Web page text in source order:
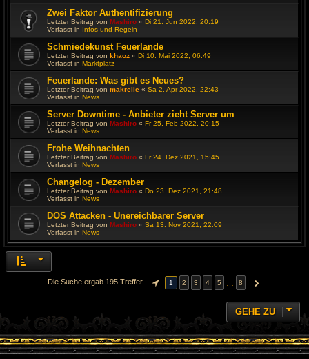
Zwei Faktor Authentifizierung
Letzter Beitrag von Mashiro « Di 21. Jun 2022, 20:19
Verfasst in Infos und Regeln
Schmiedekunst Feuerlande
Letzter Beitrag von khaoz « Di 10. Mai 2022, 06:49
Verfasst in Marktplatz
Feuerlande: Was gibt es Neues?
Letzter Beitrag von makrelle « Sa 2. Apr 2022, 22:43
Verfasst in News
Server Downtime - Anbieter zieht Server um
Letzter Beitrag von Mashiro « Fr 25. Feb 2022, 20:15
Verfasst in News
Frohe Weihnachten
Letzter Beitrag von Mashiro « Fr 24. Dez 2021, 15:45
Verfasst in News
Changelog - Dezember
Letzter Beitrag von Mashiro « Do 23. Dez 2021, 21:48
Verfasst in News
DOS Attacken - Unereichbarer Server
Letzter Beitrag von Mashiro « Sa 13. Nov 2021, 22:09
Verfasst in News
Die Suche ergab 195 Treffer SEITE VON
1 2 3 4 5 8 NÄCHSTE
GEHE ZU